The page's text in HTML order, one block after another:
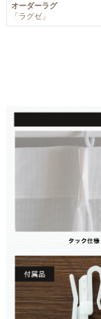
オーダーラグ
「ラグゼ」